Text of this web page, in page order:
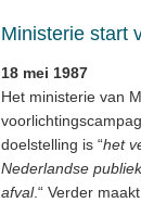
Ministerie start
18 mei 1987
Het ministerie van
doelstelling is “het
Nederlandse
afval.“ Verder